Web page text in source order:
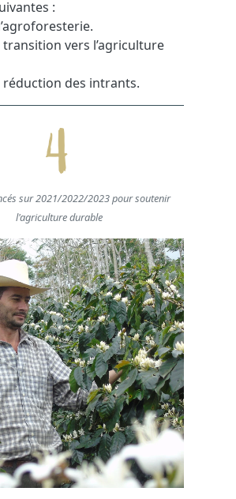
:
vers l’agriculture
des intrants.
4
sur 2021/2022/2023 pour soutenir
l'agriculture durable